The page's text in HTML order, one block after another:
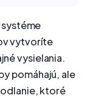
systéme
vytvoríte
vysielania.
pomáhajú, ale
ktoré